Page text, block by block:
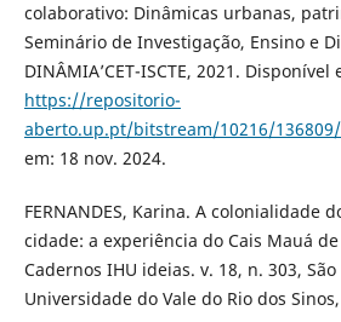
colaborativo: Dinâmicas urbanas,
Seminário de Investigação, Ensino e
DINÂMIA’CET-ISCTE, 2021. Disponível
https://repositorio-
aberto.up.pt/bitstream/10216/
em: 18 nov. 2024.
FERNANDES, Karina. A colonialidade
cidade: a experiência do Cais Mauá
Cadernos IHU ideias. v. 18, n. 303, São
Universidade do Vale do Rio dos